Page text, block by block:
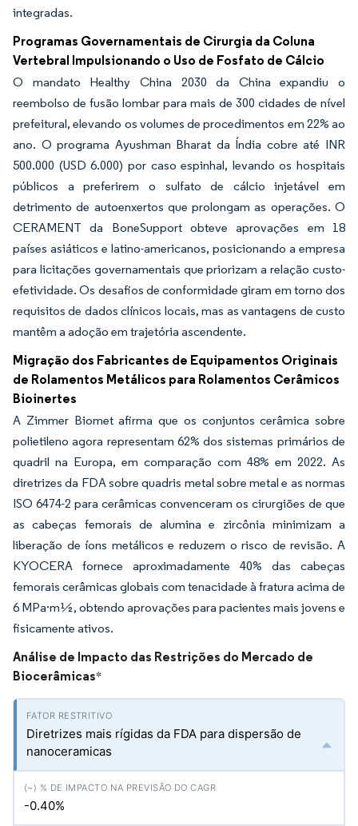
integradas.
Programas Governamentais de Cirurgia da Coluna
Vertebral Impulsionando o Uso de Fosfato de Cálcio
O mandato Healthy China 2030 da China expandiu o
reembolso de fusão lombar para mais de 300 cidades de nível
prefeitural, elevando os volumes de procedimentos em 22% ao
ano. O programa Ayushman Bharat da Índia cobre até INR
500.000 (USD 6.000) por caso espinhal, levando os hospitais
públicos a preferirem o sulfato de cálcio injetável em
detrimento de autoenxertos que prolongam as operações. O
CERAMENT da BoneSupport obteve aprovações em 18
países asiáticos e latino-americanos, posicionando a empresa
para licitações governamentais que priorizam a relação custo-
efetividade. Os desafios de conformidade giram em torno dos
requisitos de dados clínicos locais, mas as vantagens de custo
mantêm a adoção em trajetória ascendente.
Migração dos Fabricantes de Equipamentos Originais
de Rolamentos Metálicos para Rolamentos Cerâmicos
Bioinertes
A Zimmer Biomet afirma que os conjuntos cerâmica sobre
polietileno agora representam 62% dos sistemas primários de
quadril na Europa, em comparação com 48% em 2022. As
diretrizes da FDA sobre quadris metal sobre metal e as normas
ISO 6474-2 para cerâmicas convenceram os cirurgiões de que
as cabeças femorais de alumina e zircônia minimizam a
liberação de íons metálicos e reduzem o risco de revisão. A
KYOCERA fornece aproximadamente 40% das cabeças
femorais cerâmicas globais com tenacidade à fratura acima de
6 MPa·m½, obtendo aprovações para pacientes mais jovens e
fisicamente ativos.
Análise de Impacto das Restrições do Mercado de
Biocerâmicas*
Diretrizes mais rígidas da FDA para dispersão de
nanoceramicas
-0.40%